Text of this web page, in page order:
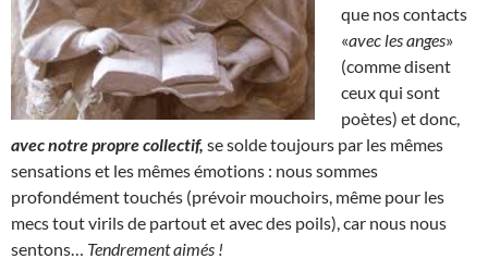
que nos contacts
«avec les anges»
(comme disent
ceux qui sont
poètes) et donc,
avec notre propre collectif, se solde toujours par les mêmes
sensations et les mêmes émotions : nous sommes
profondément touchés (prévoir mouchoirs, même pour les
mecs tout virils de partout et avec des poils), car nous nous
sentons… Tendrement aimés !